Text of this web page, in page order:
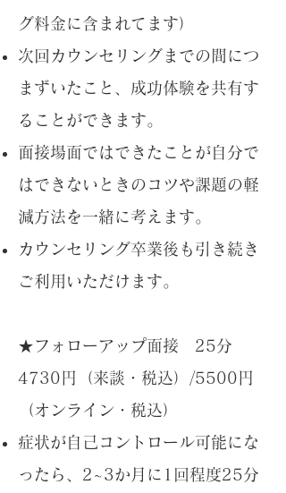
グ料金に含まれてます）
次回カウンセリングまでの間につ
まずいたこと、成功体験を共有す
ることができます。
面接場面ではできたことが自分で
はできないときのコツや課題の軽
減方法を一緒に考えます。
カウンセリング卒業後も引き続き
ご利用いただけます。
★フォローアップ面接 25分
4730円（来談・税込）/5500円
（オンライン・税込）
症状が自己コントロール可能にな
ったら、2~3か月に1回程度25分